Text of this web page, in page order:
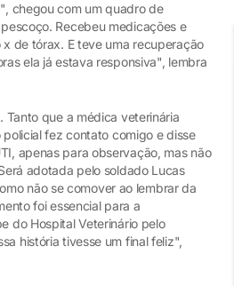
chegou com um quadro de
Recebeu medicações e
de tórax. E teve uma recuperação
ela já estava responsiva", lembra
Tanto que a médica veterinária
fez contato comigo e disse
apenas para observação, mas não
adotada pelo soldado Lucas
não se comover ao lembrar da
foi essencial para a
do Hospital Veterinário pelo
história tivesse um final feliz",